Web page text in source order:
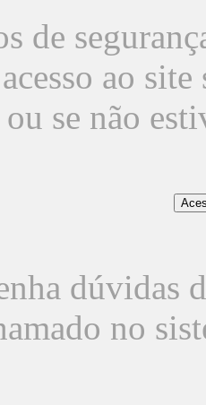
de
ao
ou se não
dúvidas
no